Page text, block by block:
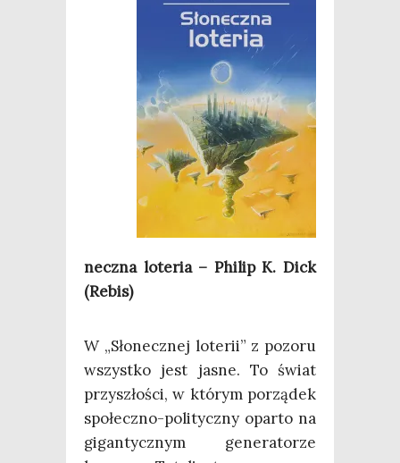
necz­na lote­ria – Phi­lip K. Dick
(Rebis)
W „Sło­necz­nej lote­rii” z pozo­ru
wszyst­ko jest jasne. To świat
przy­szło­ści, w któ­rym porzą­dek
spo­łecz­no-poli­tycz­ny opar­to na
gigan­tycz­nym gene­ra­to­rze